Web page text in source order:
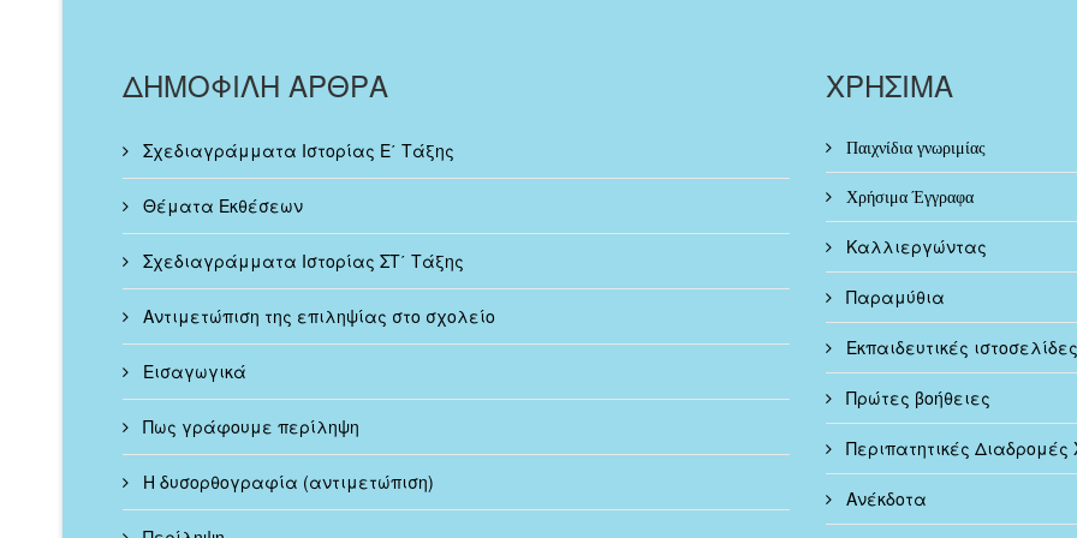
ΔΗΜΟΦΙΛΗ ΑΡΘΡΑ
Σχεδιαγράμματα Ιστορίας Ε΄ Τάξης
Θέματα Εκθέσεων
Σχεδιαγράμματα Ιστορίας ΣΤ΄ Τάξης
Αντιμετώπιση της επιληψίας στο σχολείο
Εισαγωγικά
Πως γράφουμε περίληψη
Η δυσορθογραφία (αντιμετώπιση)
ΧΡΗΣΙΜΑ
Παιχνίδια γνωριμίας
Χρήσιμα Έγγραφα
Καλλιεργώντας
Παραμύθια
Εκπαιδευτικές ιστοσελίδες
Πρώτες βοήθειες
Περιπατητικές Διαδρομές
Ανέκδοτα